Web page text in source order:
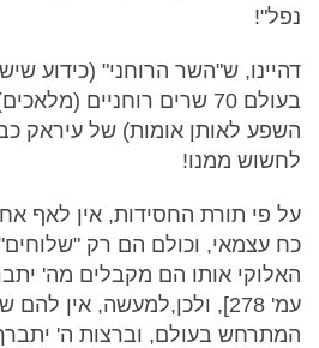
נפל"!
דהיינו, ש"השר הרוחני" (כידוע
בעולם 70 שרים רוחניים
השפע לאותן אומות) של עיראק
לחשוש ממנו!
על פי תורת החסידות, אין לאף
כח עצמאי, וכולם הם רק
האלוקי אותו הם מקבלים מה'
עמ' 278], ולכן,למעשה, אין
המתרחש בעולם, וברצות ה'